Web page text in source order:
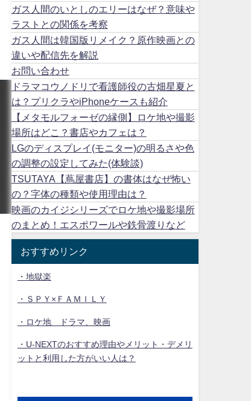
ガス人間のいとしのエリーはなぜ？意味や
ラストとの関係を考察
ガス人間は韓国版リメイク？原作映画との
違いや配信先を解説
お問い合わせ
ドラマコウノドリで看護師役の古畑星夏と
は？プリクラやiPhoneケースも紹介
【メタモルフォーゼの縁側】ロケ地や撮影
場所はどこ？書店やカフェは？
LGのディスプレイ(モニター)の明るさや色
の調整の設定してみた(体験談)
TSUTAYA【蔦屋書店】の書体はなぜ怖い
の？字体の種類や使用理由は？
映画のカイジシリーズでロケ地や撮影場所
のまとめ！エスポワールや鉄骨渡りなど
おすすめリンク
・地獄楽
・ＳＰＹ×ＦＡＭＩＬＹ
・ロケ地 ドラマ、映画
・U-NEXTのおすすめ理由やメリット・デメリ
ットと利用した方がいい人は？